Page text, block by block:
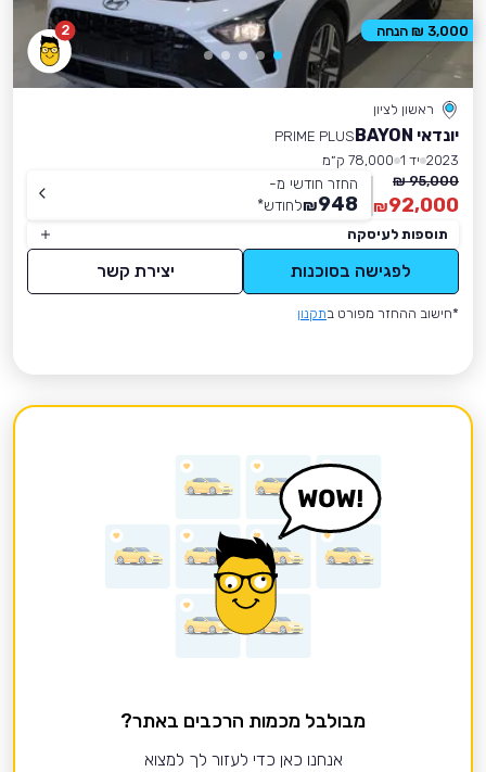
2
ראשון לציון
יונדאי BAYON
PRIME PLUS
2023 יד 1
78,000 ק״מ
95,000 ₪
92,000
₪
החזר חודשי מ-
948
₪לחודש*
תוספות לעיסקה
לפגישה בסוכנות יצירת קשר
*חישוב ההחזר מפורט בתקנון
3,000 ₪ הנחה
מבולבל מכמות הרכבים באתר?
אנחנו כאן כדי לעזור לך למצוא